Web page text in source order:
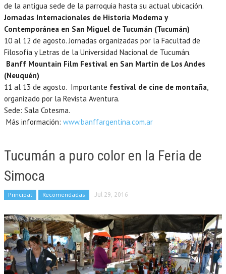
de la antigua sede de la parroquia hasta su actual ubicación.
Jornadas Internacionales de Historia Moderna y
Contemporánea en San Miguel de Tucumán (Tucumán)
10 al 12 de agosto. Jornadas organizadas por la Facultad de
Filosofía y Letras de la Universidad Nacional de Tucumán.
Banff Mountain Film Festival en San Martín de Los Andes
(Neuquén)
11 al 13 de agosto. Importante festival de cine de montaña
organizado por la Revista Aventura.
Sede: Sala Cotesma.
Más información: www.banffargentina.com.ar
Tucumán a puro color en la Feria de
Simoca
Principal Recomendadas Jul 29, 2016